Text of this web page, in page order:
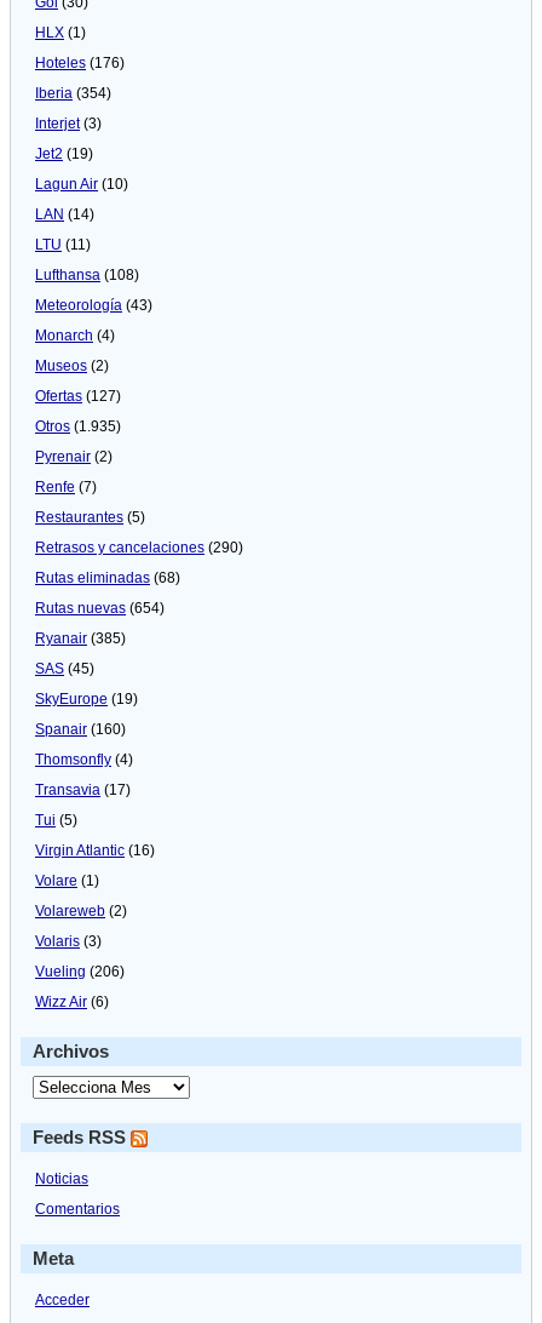
HLX (1)
Hoteles (176)
Iberia (354)
Interjet(3)
Jet2 (19)
Lagun Air (10)
LAN (14)
LTU (11)
Lufthansa (108)
Meteorologí­a (43)
Monarch (4)
Museos (2)
Ofertas (127)
Otros (1.935)
Pyrenair (2)
Renfe (7)
Restaurantes (5)
Retrasos y cancelaciones (290)
Rutas eliminadas (68)
Rutas nuevas (654)
Ryanair (385)
SAS (45)
SkyEurope (19)
Spanair (160)
Thomsonfly (4)
Transavia (17)
Tui (5)
Virgin Atlantic (16)
Volare (1)
Volareweb (2)
Volaris (3)
Vueling (206)
Wizz Air (6)
Archivos
Feeds RSS
Noticias
Comentarios
Meta
Acceder